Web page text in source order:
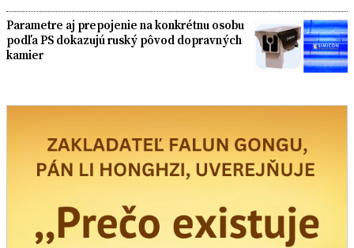
Parametre aj prepojenie na konkrétnu osobu
podľa PS dokazujú ruský pôvod dopravných
kamier